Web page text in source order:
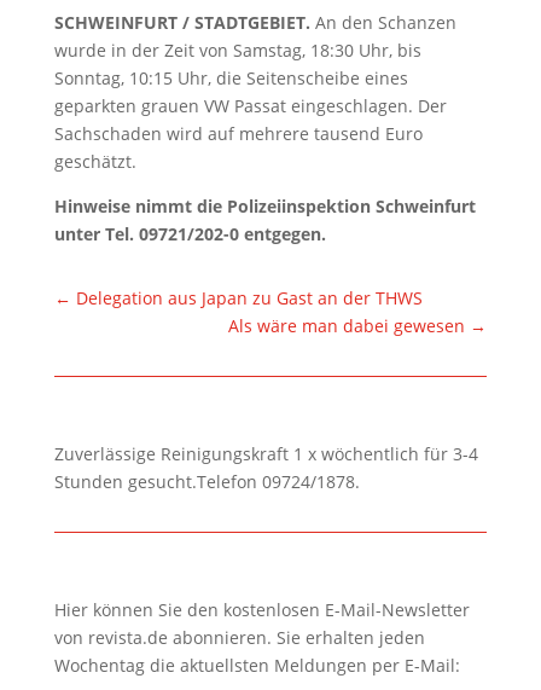
SCHWEINFURT / STADTGEBIET. An den Schanzen
wurde in der Zeit von Samstag, 18:30 Uhr, bis
Sonntag, 10:15 Uhr, die Seitenscheibe eines
geparkten grauen VW Passat eingeschlagen. Der
Sachschaden wird auf mehrere tausend Euro
geschätzt.
Hinweise nimmt die Polizeiinspektion Schweinfurt
unter Tel. 09721/202-0 entgegen.
← Delegation aus Japan zu Gast an der THWS
Als wäre man dabei gewesen →
Zuverlässige Reinigungskraft 1 x wöchentlich für 3-4
Stunden gesucht.Telefon 09724/1878.
Hier können Sie den kostenlosen E-Mail-Newsletter
von revista.de abonnieren. Sie erhalten jeden
Wochentag die aktuellsten Meldungen per E-Mail: